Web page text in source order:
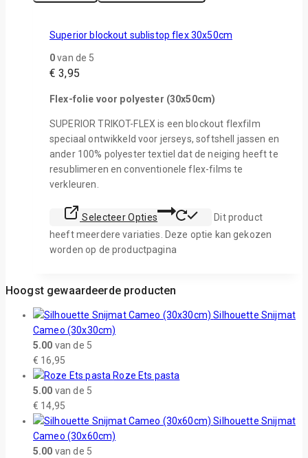
Superior blockout sublistop flex 30x50cm
0van de 5
€ 3,95
Flex-folie voor polyester (30x50cm)
SUPERIOR TRIKOT-FLEX is een blockout flexfilm
speciaal ontwikkeld voor jerseys, softshell jassen en
ander 100% polyester textiel dat de neiging heeft te
resublimeren en conventionele flex-films te
verkleuren.
Selecteer Opties
Dit product
heeft meerdere variaties. Deze optie kan gekozen
worden op de productpagina
Hoogst gewaardeerde producten
Silhouette Snijmat
Cameo (30x30cm)
5.00 van de 5
€ 16,95
Roze Ets pasta
5.00 van de 5
€ 14,95
Silhouette Snijmat
Cameo (30x60cm)
5.00 van de 5